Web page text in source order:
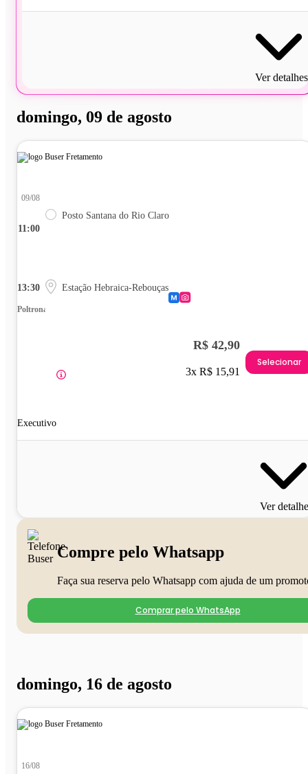
Ver detalhes
domingo, 09 de agosto
11:00
09/08
Posto Santana do Rio Claro
13:30 Estação Hebraica-Rebouças
Poltrona
Executivo
R$ 42,90
3x R$ 15,91
Selecionar
Ver
Compre pelo Whatsapp
Faça sua reserva pelo Whatsapp com ajuda de um
Comprar pelo WhatsApp
domingo, 16 de agosto
16/08